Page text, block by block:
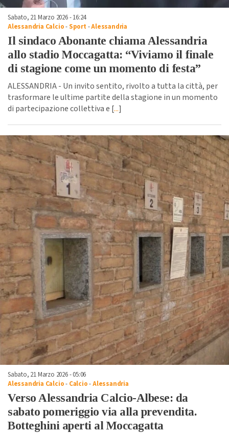
Sabato, 21 Marzo 2026 - 16:24
Alessandria Calcio-Sport -Alessandria
Il sindaco Abonante chiama Alessandria
allo stadio Moccagatta: “Viviamo il finale
di stagione come un momento di festa”
ALESSANDRIA - Un invito sentito, rivolto a tutta la città, per
trasformare le ultime partite della stagione in un momento
di partecipazione collettiva e [...]
Sabato, 21 Marzo 2026 - 05:06
Alessandria Calcio- Calcio-Alessandria
Verso Alessandria Calcio-Albese: da
sabato pomeriggio via alla prevendita.
Botteghini aperti al Moccagatta